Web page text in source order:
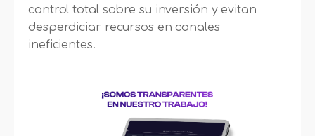
control total sobre su inversión y evitan
desperdiciar recursos en canales
ineficientes.